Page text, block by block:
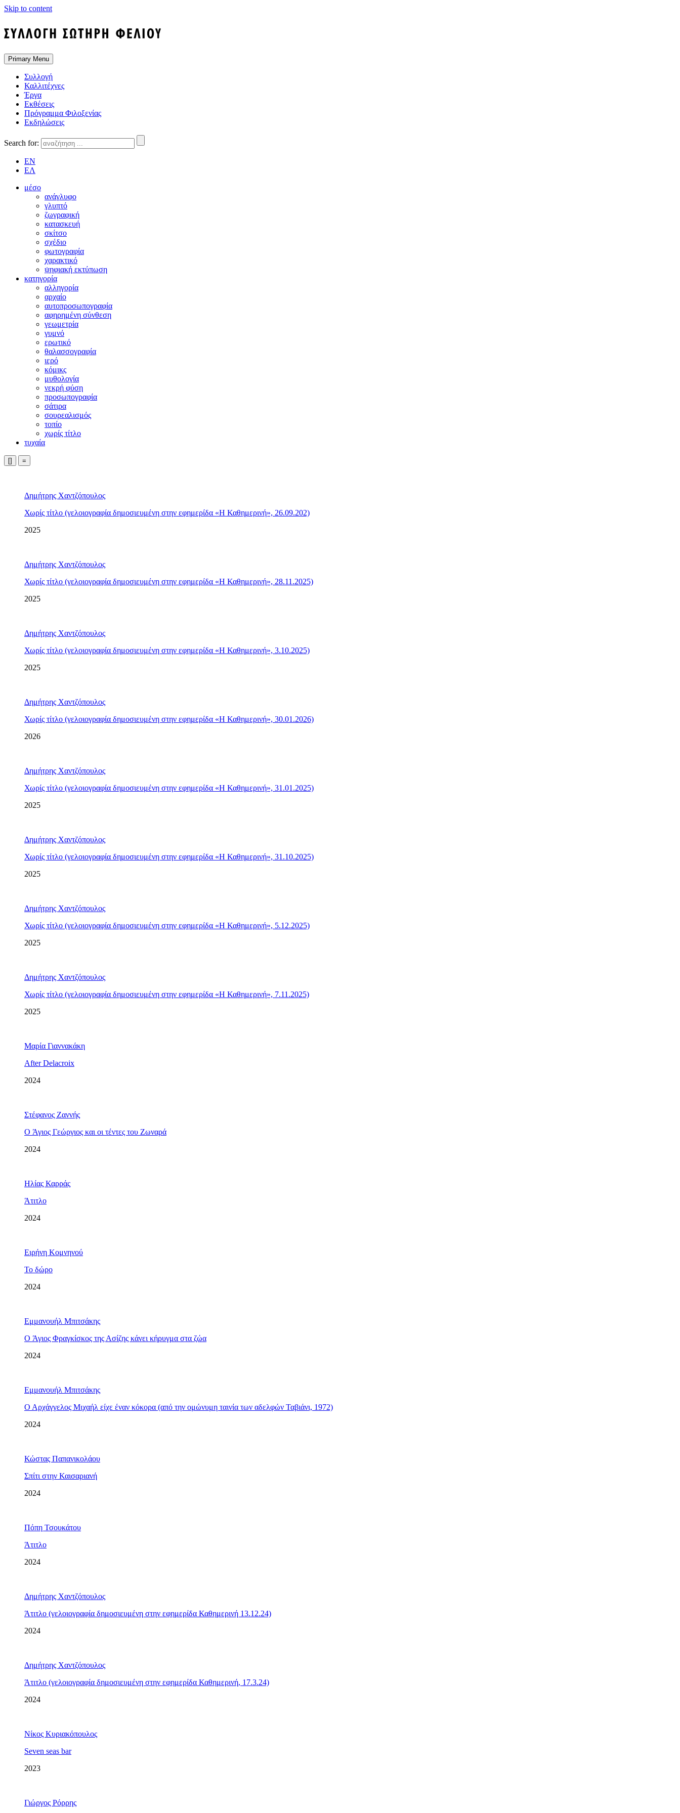
Skip to content
Primary Menu
Συλλογή
Καλλιτέχνες
Έργα
Εκθέσεις
Πρόγραμμα Φιλοξενίας
Εκδηλώσεις
Search for:
EN
ΕΛ
μέσο
ανάγλυφο
γλυπτό
ζωγραφική
κατασκευή
σκίτσο
σχέδιο
φωτογραφία
χαρακτικό
ψηφιακή εκτύπωση
κατηγορία
αλληγορία
αρχαίο
αυτοπροσωπογραφία
αφηρημένη σύνθεση
γεωμετρία
γυμνό
ερωτικό
θαλασσογραφία
ιερό
κόμικς
μυθολογία
νεκρή φύση
προσωπογραφία
σάτιρα
σουρεαλισμός
τοπίο
χωρίς τίτλο
τυχαία
[] =
Δημήτρης Χαντζόπουλος
Χωρίς τίτλο (γελοιογραφία δημοσιευμένη στην εφημερίδα «Η Καθημερινή», 26.09.202)
2025
Δημήτρης Χαντζόπουλος
Χωρίς τίτλο (γελοιογραφία δημοσιευμένη στην εφημερίδα «Η Καθημερινή», 28.11.2025)
2025
Δημήτρης Χαντζόπουλος
Χωρίς τίτλο (γελοιογραφία δημοσιευμένη στην εφημερίδα «Η Καθημερινή», 3.10.2025)
2025
Δημήτρης Χαντζόπουλος
Χωρίς τίτλο (γελοιογραφία δημοσιευμένη στην εφημερίδα «Η Καθημερινή», 30.01.2026)
2026
Δημήτρης Χαντζόπουλος
Χωρίς τίτλο (γελοιογραφία δημοσιευμένη στην εφημερίδα «Η Καθημερινή», 31.01.2025)
2025
Δημήτρης Χαντζόπουλος
Χωρίς τίτλο (γελοιογραφία δημοσιευμένη στην εφημερίδα «Η Καθημερινή», 31.10.2025)
2025
Δημήτρης Χαντζόπουλος
Χωρίς τίτλο (γελοιογραφία δημοσιευμένη στην εφημερίδα «Η Καθημερινή», 5.12.2025)
2025
Δημήτρης Χαντζόπουλος
Χωρίς τίτλο (γελοιογραφία δημοσιευμένη στην εφημερίδα «Η Καθημερινή», 7.11.2025)
2025
Μαρία Γιαννακάκη
After Delacroix
2024
Στέφανος Ζαννής
O Άγιος Γεώργιος και οι τέντες του Ζωναρά
2024
Ηλίας Καρράς
Άτιτλο
2024
Ειρήνη Κομνηνού
Το δώρο
2024
Εμμανουήλ Μπιτσάκης
O Άγιος Φραγκίσκος της Ασίζης κάνει κήρυγμα στα ζώα
2024
Εμμανουήλ Μπιτσάκης
Ο Αρχάγγελος Μιχαήλ είχε έναν κόκορα (από την ομώνυμη ταινία των αδελφών Ταβιάνι, 1972)
2024
Κώστας Παπανικολάου
Σπίτι στην Καισαριανή
2024
Πόπη Τσουκάτου
Άτιτλο
2024
Δημήτρης Χαντζόπουλος
Άτιτλο (γελοιογραφία δημοσιευμένη στην εφημερίδα Καθημερινή 13.12.24)
2024
Δημήτρης Χαντζόπουλος
Άτιτλο (γελοιογραφία δημοσιευμένη στην εφημερίδα Καθημερινή, 17.3.24)
2024
Νίκος Κυριακόπουλος
Seven seas bar
2023
Γιώργος Ρόρρης